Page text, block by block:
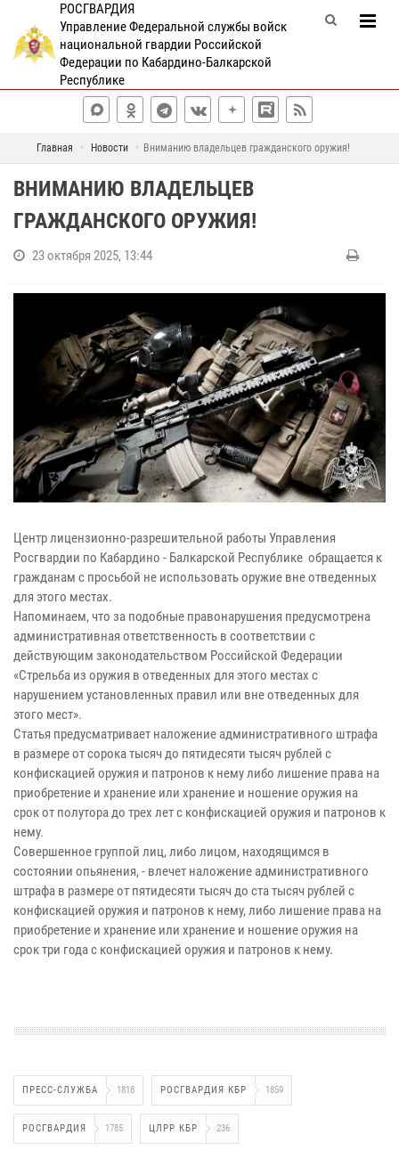
РОСГВАРДИЯ
Управление Федеральной службы войск
национальной гвардии Российской
Федерации по Кабардино-Балкарской
Республике
Главная Новости Вниманию владельцев гражданского оружия!
ВНИМАНИЮ ВЛАДЕЛЬЦЕВ
ГРАЖДАНСКОГО ОРУЖИЯ!
23 октября 2025, 13:44
Центр лицензионно-разрешительной работы Управления
Росгвардии по Кабардино - Балкарской Республике обращается к
гражданам с просьбой не использовать оружие вне отведенных
для этого местах.
Напоминаем, что за подобные правонарушения предусмотрена
административная ответственность в соответствии с
действующим законодательством Российской Федерации
«Стрельба из оружия в отведенных для этого местах с
нарушением установленных правил или вне отведенных для
этого мест».
Статья предусматривает наложение административного штрафа
в размере от сорока тысяч до пятидесяти тысяч рублей с
конфискацией оружия и патронов к нему либо лишение права на
приобретение и хранение или хранение и ношение оружия на
срок от полутора до трех лет с конфискацией оружия и патронов к
нему.
Совершенное группой лиц, либо лицом, находящимся в
состоянии опьянения, - влечет наложение административного
штрафа в размере от пятидесяти тысяч до ста тысяч рублей с
конфискацией оружия и патронов к нему, либо лишение права на
приобретение и хранение или хранение и ношение оружия на
срок три года с конфискацией оружия и патронов к нему.
ПРЕСС-СЛУЖБА 1818 РОСГВАРДИЯ КБР 1859
РОСГВАРДИЯ 1785 ЦЛРР КБР 236